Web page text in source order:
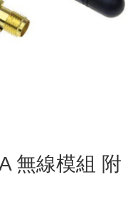
無線模組 附